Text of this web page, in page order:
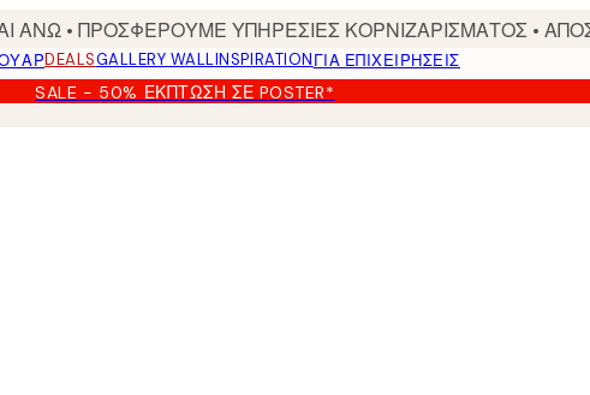
• ΠΡΟΣΦΕΡΟΥΜΕ ΥΠΗΡΕΣΙΕΣ ΚΟΡΝΙΖΑΡΙΣΜΑΤΟΣ •
DEALSGALLERY WALLINSPIRATIONΓΙΑ ΕΠΙΧΕΙΡΗΣΕΙΣ
SALE - 50% ΈΚΠΤΩΣΗ ΣΕ POSTER*